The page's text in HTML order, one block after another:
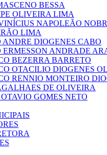
BESSA
OLIVEIRA LIMA
NAPOLEÃO
LIMA
ANDRE DIOGENES CABO
ANDRADE
BEZERRA BARRETO
OTACILIO DIOGENES
RENNIO MONTEIRO
DE OLIVEIRA
GOMES NETO